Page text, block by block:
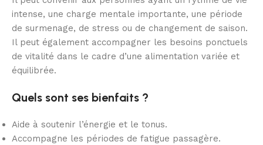
intense, une charge mentale importante, une période
de surmenage, de stress ou de changement de saison.
Il peut également accompagner les besoins ponctuels
de vitalité dans le cadre d’une alimentation variée et
équilibrée.
Quels sont ses bienfaits ?
Aide à soutenir l’énergie et le tonus.
Accompagne les périodes de fatigue passagère.